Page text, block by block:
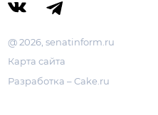
@ 2026, senatinform.ru
Карта сайта
Разработка – Cake.ru